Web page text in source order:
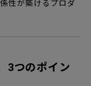
性が築けるプロダ
3つのポイン